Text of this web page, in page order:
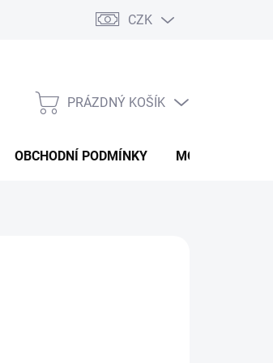
CZK
NÁKUPNÍ
PRÁZDNÝ KOŠÍK
OBCHODNÍ PODMÍNKY MOJE